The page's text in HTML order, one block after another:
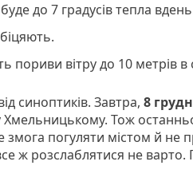
до 7 градусів тепла
пориви вітру до 10 метрів в
синоптиків. Завтра, 8
Хмельницькому. Тож
змога погуляти містом й
ж розслаблятися не